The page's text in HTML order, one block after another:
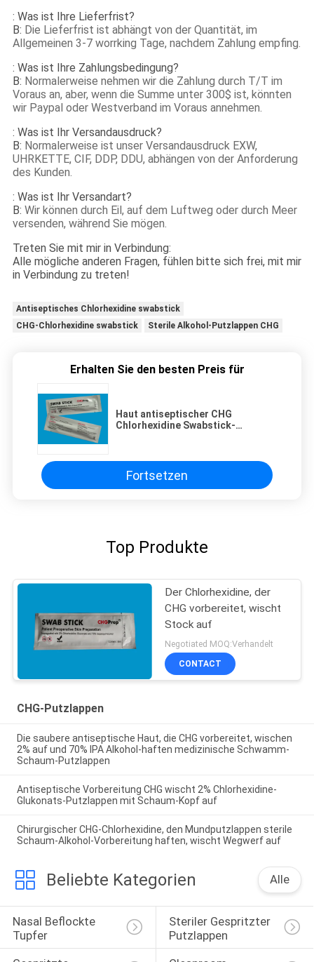
: Was ist Ihre Lieferfrist?
B: Die Lieferfrist ist abhängt von der Quantität, im
Allgemeinen 3-7 worrking Tage, nachdem Zahlung empfing.
: Was ist Ihre Zahlungsbedingung?
B: Normalerweise nehmen wir die Zahlung durch T/T im
Voraus an, aber, wenn die Summe unter 300$ ist, könnten
wir Paypal oder Westverband im Voraus annehmen.
: Was ist Ihr Versandausdruck?
B: Normalerweise ist unser Versandausdruck EXW,
UHRKETTE, CIF, DDP, DDU, abhängen von der Anforderung
des Kunden.
: Was ist Ihr Versandart?
B: Wir können durch Eil, auf dem Luftweg oder durch Meer
versenden, während Sie mögen.
Treten Sie mit mir in Verbindung:
Alle mögliche anderen Fragen, fühlen bitte sich frei, mit mir
in Verbindung zu treten!
Antiseptisches Chlorhexidine swabstick
CHG-Chlorhexidine swabstick
Sterile Alkohol-Putzlappen CHG
Erhalten Sie den besten Preis für
Haut antiseptischer CHG
Chlorhexidine Swabstick-
Fortsetzen
Top Produkte
Der Chlorhexidine, der
CHG vorbereitet, wischt
Stock auf
Negotiated MOQ:Verhandelt
CONTACT
CHG-Putzlappen
Die saubere antiseptische Haut, die CHG vorbereitet, wischen
2% auf und 70% IPA Alkohol-haften medizinische Schwamm-
Schaum-Putzlappen
Antiseptische Vorbereitung CHG wischt 2% Chlorhexidine-
Glukonats-Putzlappen mit Schaum-Kopf auf
Chirurgischer CHG-Chlorhexidine, den Mundputzlappen sterile
Schaum-Alkohol-Vorbereitung haften, wischt Wegwerf auf
Beliebte Kategorien Alle
Nasal Beflockte
Tupfer
Steriler Gespritzter
Putzlappen